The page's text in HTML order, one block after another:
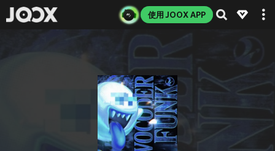
使用 JOOX APP